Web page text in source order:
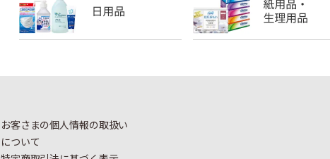
お客さまの個人情報の取扱い
について